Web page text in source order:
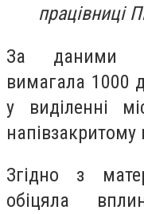
працівниці
За даними
вимагала 1000
у виділенні
Згідно з
обіцяла